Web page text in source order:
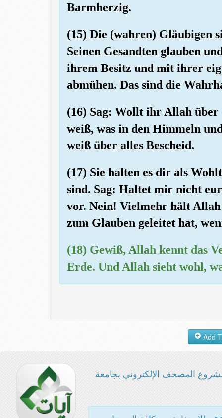
Barmherzig.
(15) Die (wahren) Gläubigen
Seinen Gesandten glauben
ihrem Besitz und mit ihrer
abmühen. Das sind die
(16) Sag: Wollt ihr Allah
weiß, was in den Himmeln
weiß über alles Bescheid.
(17) Sie halten es dir als
sind. Sag: Haltet mir nicht
vor. Nein! Vielmehr hält
zum Glauben geleitet hat,
(18) Gewiß, Allah kennt das
Erde. Und Allah sieht wohl,
المصحف الإلكتروني بجامعة